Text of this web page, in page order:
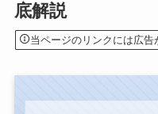
底解説
当ページのリンクには広告